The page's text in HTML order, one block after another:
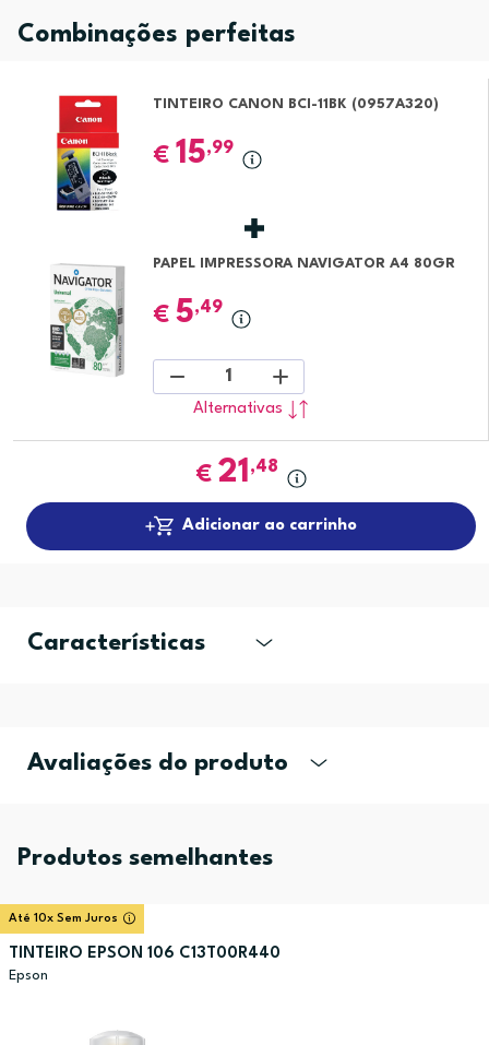
Combinações perfeitas
TINTEIRO CANON BCI-11BK (0957A320)
€ 15,99
PAPEL IMPRESSORA NAVIGATOR A4 80GR
€ 5,49
1
Alternativas
€ 21 ,48
Adicionar ao carrinho
Características
Avaliações do produto
Produtos semelhantes
Até 10x Sem Juros
TINTEIRO EPSON 106 C13T00R440
Epson